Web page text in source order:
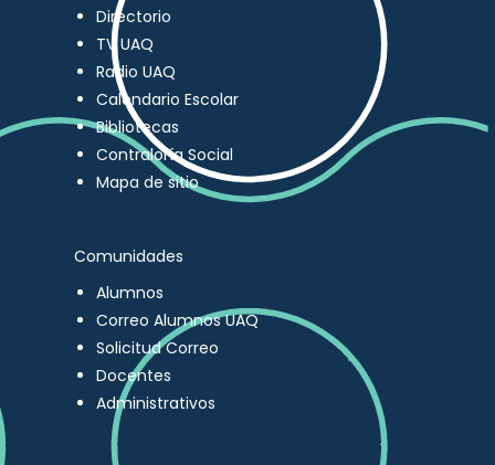
Directorio
TV UAQ
Radio UAQ
Calendario Escolar
Bibliotecas
Contraloría Social
Mapa de sitio
Comunidades
Alumnos
Correo Alumnos UAQ
Solicitud Correo
Docentes
Administrativos